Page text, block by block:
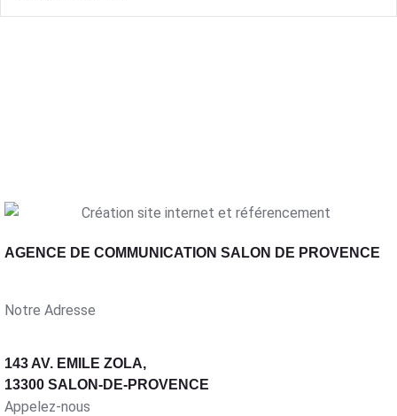
AGENCE DE COMMUNICATION SALON DE PROVENCE
Notre Adresse
143 AV. EMILE ZOLA,
13300 SALON-DE-PROVENCE
Appelez-nous